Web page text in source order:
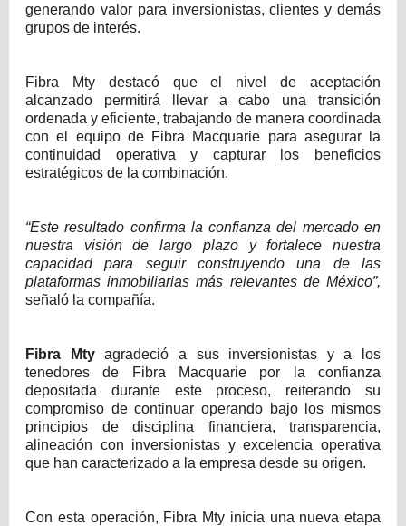
generando valor para inversionistas, clientes y demás
grupos de interés.
Fibra Mty destacó que el nivel de aceptación
alcanzado permitirá llevar a cabo una transición
ordenada y eficiente, trabajando de manera coordinada
con el equipo de Fibra Macquarie para asegurar la
continuidad operativa y capturar los beneficios
estratégicos de la combinación.
“Este resultado confirma la confianza del mercado en
nuestra visión de largo plazo y fortalece nuestra
capacidad para seguir construyendo una de las
plataformas inmobiliarias más relevantes de México”,
señaló la compañía.
Fibra Mtyagradeció a sus inversionistas y a los
tenedores de Fibra Macquarie por la confianza
depositada durante este proceso, reiterando su
compromiso de continuar operando bajo los mismos
principios de disciplina financiera, transparencia,
alineación con inversionistas y excelencia operativa
que han caracterizado a la empresa desde su origen.
Con esta operación, Fibra Mty inicia una nueva etapa